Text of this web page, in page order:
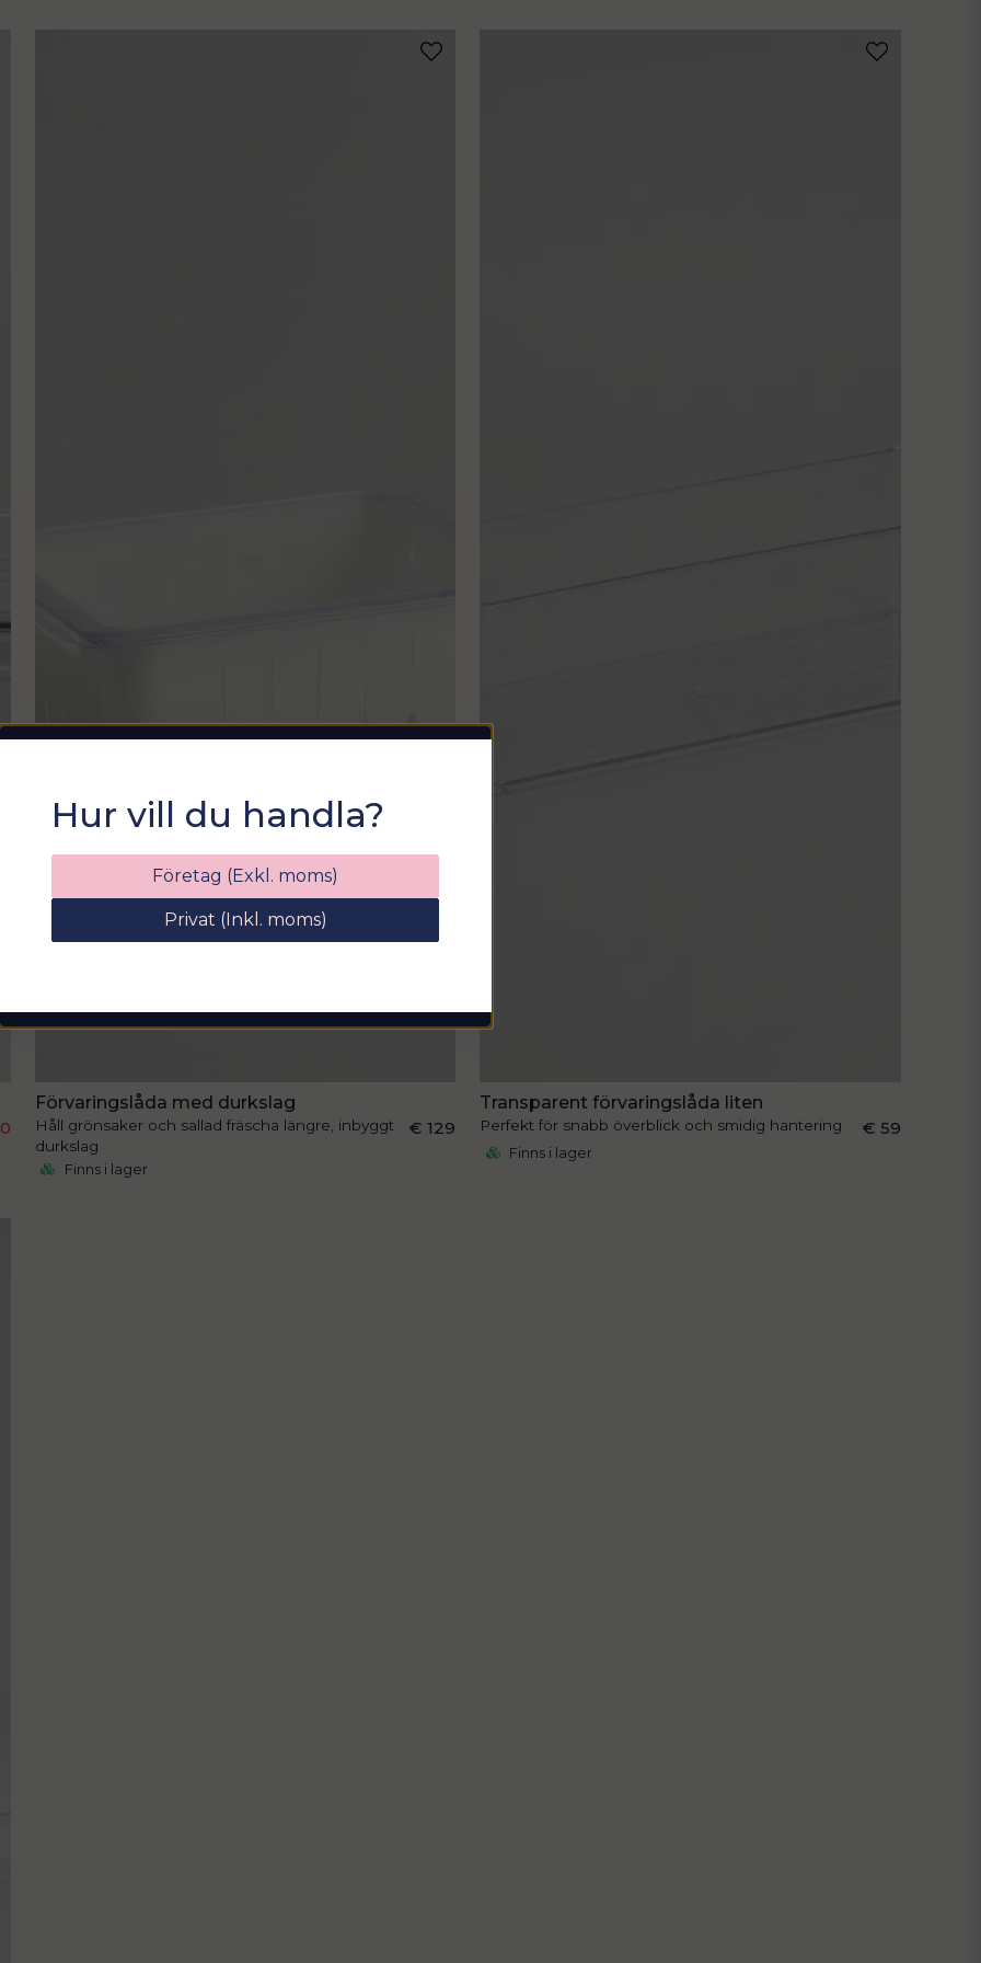
Ja, ni får publicera min fråga
Förvaringslåda med durkslag
Håll grönsaker och sallad fräscha längre, inbyggt
durkslag
€ 129
Finns i lager
Transparent förvaringslåda liten
Perfekt för snabb överblick och smidig hantering € 59
Finns i lager
Sommarfixa med
Sortix! 15% rabatt
Ange din e-postadress nedan för att få en
rabattkod på hela ditt köp
email
Hur vill du handla?
Företag (Exkl. moms)
Privat (Inkl. moms)